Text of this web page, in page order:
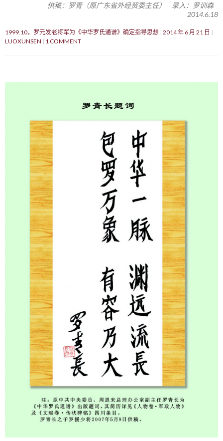
供稿：罗青（原广东省外经贸委主任） 录入：罗训森
2014.6.18
1999.10，罗元发老将军为《中华罗氏通谱》确定指导思想 2014 年 6 月 21 日
LUOXUNSEN
1 COMMENT